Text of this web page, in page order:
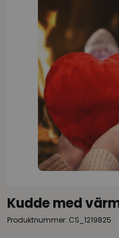
Kudde med
Produktnummer: CS_1219825